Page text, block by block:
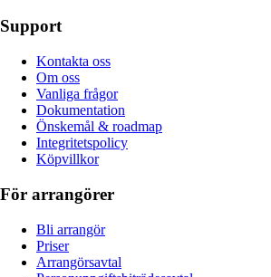
Support
Kontakta oss
Om oss
Vanliga frågor
Dokumentation
Önskemål & roadmap
Integritetspolicy
Köpvillkor
För arrangörer
Bli arrangör
Priser
Arrangörsavtal